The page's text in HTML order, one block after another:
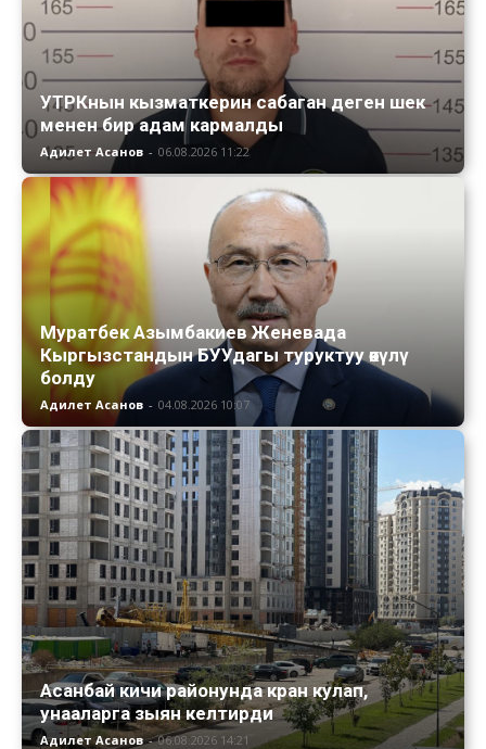
УТРКнын кызматкерин сабаган деген шек
менен бир адам кармалды
Адилет Асанов - 06.08.2026 11:22
Муратбек Азымбакиев Женевада
Кыргызстандын БУУдагы туруктуу өкүлү
болду
Адилет Асанов - 04.08.2026 10:07
Асанбай кичи районунда кран кулап,
унааларга зыян келтирди
Адилет Асанов - 06.08.2026 14:21